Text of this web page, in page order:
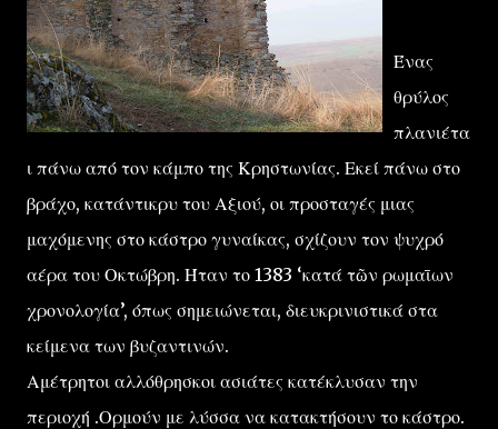
Ένας
θρύλος
πλανιέτα
ι πάνω από τον κάμπο της Κρηστωνίας. Εκεί πάνω στο
βράχο, κατάντικρυ του Αξιού, οι προσταγές μιας
μαχόμενης στο κάστρο γυναίκας, σχίζουν τον ψυχρό
αέρα του Οκτώβρη. Ήταν το 1383 ‘κατά τῶν ρωμαῑων
χρονολογία’, όπως σημειώνεται, διευκρινιστικά στα
κείμενα των βυζαντινών.
Αμέτρητοι αλλόθρησκοι ασιάτες κατέκλυσαν την
περιοχή .Ορμούν με λύσσα να κατακτήσουν το κάστρο.